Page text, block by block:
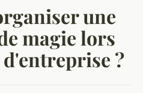
une
magie lors
?